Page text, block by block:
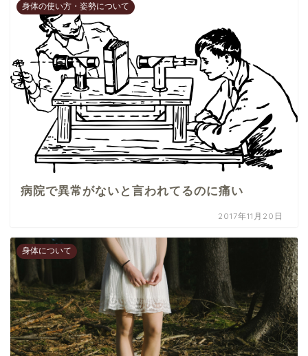
身体の使い方・姿勢について
病院で異常がないと言われてるのに痛い
2017年11月20日
身体について